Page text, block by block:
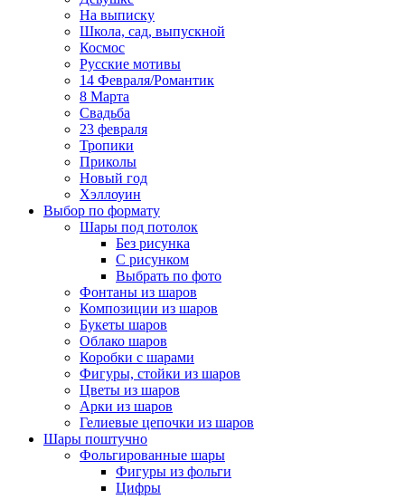
На выписку
Школа, сад, выпускной
Космос
Русские мотивы
14 Февраля/Романтик
8 Марта
Свадьба
23 февраля
Тропики
Приколы
Новый год
Хэллоуин
Выбор по формату
Шары под потолок
Без рисунка
С рисунком
Выбрать по фото
Фонтаны из шаров
Композиции из шаров
Букеты шаров
Облако шаров
Коробки с шарами
Фигуры, стойки из шаров
Цветы из шаров
Арки из шаров
Гелиевые цепочки из шаров
Шары поштучно
Фольгированные шары
Фигуры из фольги
Цифры